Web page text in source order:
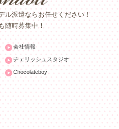
ル派遣ならお任せください！
随時募集中！
会社情報
チェリッシュスタジオ
Chocolateboy